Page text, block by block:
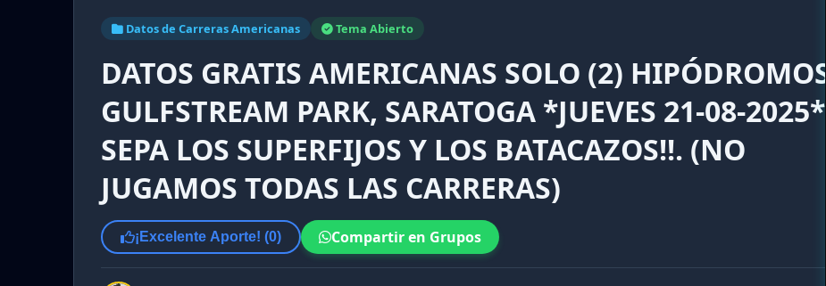
Datos de Carreras Americanas Tema Abierto
DATOS GRATIS AMERICANAS SOLO (2) HIPÓDROMOS
GULFSTREAM PARK, SARATOGA *JUEVES 21-08-2025*.
SEPA LOS SUPERFIJOS Y LOS BATACAZOS!!. (NO
JUGAMOS TODAS LAS CARRERAS)
¡Excelente Aporte! (0) Compartir en Grupos